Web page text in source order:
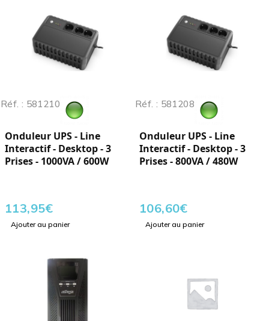
Réf. : 581210
Onduleur UPS - Line
Interactif - Desktop - 3
Prises - 1000VA / 600W
113,95€
Ajouter au panier
Réf. : 581208
Onduleur UPS - Line
Interactif - Desktop - 3
Prises - 800VA / 480W
106,60€
Ajouter au panier